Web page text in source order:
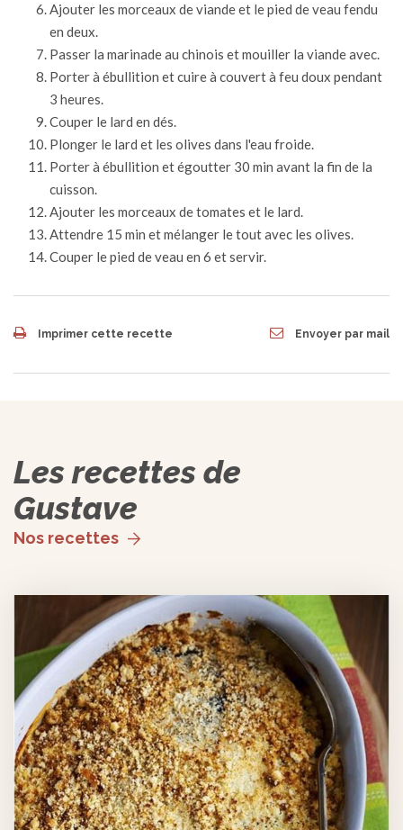
Ajouter les morceaux de viande et le pied de veau fendu
en deux.
Passer la marinade au chinois et mouiller la viande avec.
Porter à ébullition et cuire à couvert à feu doux pendant
3 heures.
Couper le lard en dés.
Plonger le lard et les olives dans l'eau froide.
Porter à ébullition et égoutter 30 min avant la fin de la
cuisson.
Ajouter les morceaux de tomates et le lard.
Attendre 15 min et mélanger le tout avec les olives.
Couper le pied de veau en 6 et servir.
Imprimer cette recette Envoyer par mail
Les recettes de
Gustave
Nos recettes